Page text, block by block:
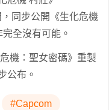
同步公開《生化危機
全沒有可能。
機：聖女密碼》重製
公布。
#Capcom